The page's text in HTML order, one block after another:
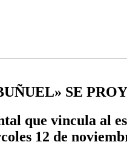
SE
que vincula al
12 de